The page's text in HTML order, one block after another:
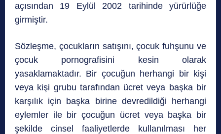
açısından 19 Eylül 2002 tarihinde yürürlüğe
girmiştir.
Sözleşme, çocukların satışını, çocuk fuhşunu ve
çocuk pornografisini kesin olarak
yasaklamaktadır. Bir çocuğun herhangi bir kişi
veya kişi grubu tarafından ücret veya başka bir
karşılık için başka birine devredildiği herhangi
eylemler ile bir çocuğun ücret veya başka bir
şekilde cinsel faaliyetlerde kullanılması her